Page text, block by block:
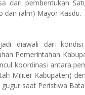
dari pembentukan
dan (alm) Mayor Kasdu.
diawali dari
Pemerintahan
koordinasi antara
Militer Kabupaten)
saat Peristiwa